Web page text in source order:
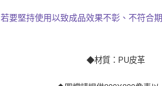
若要堅持使用以致成品效果不彰、不符合
◆材質：PU皮革